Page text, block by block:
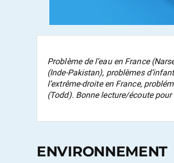
Problème de l’eau en France
(Inde-Pakistan), problèmes
l’extrême-droite en France,
(Todd). Bonne lecture/écoute pour
ENVIRONNEMENT